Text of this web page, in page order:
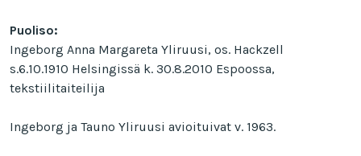
Puoliso:
Ingeborg Anna Margareta Yliruusi, os. Hackzell
s.6.10.1910 Helsingissä k. 30.8.2010 Espoossa,
tekstiilitaiteilija
Ingeborg ja Tauno Yliruusi avioituivat v. 1963.